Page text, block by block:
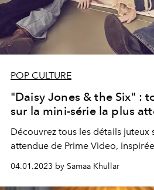
POP CULTURE
"Daisy Jones & the Six" :
sur la mini-série la plus
Découvrez tous les détails juteux
attendue de Prime Video,
04.01.2023 by Samaa Khullar